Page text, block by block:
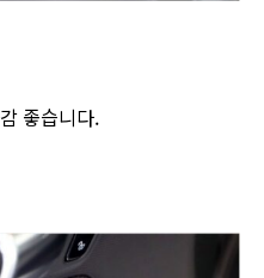
좋습니다.